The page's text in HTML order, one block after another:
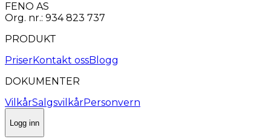
FENO AS
Org. nr.: 934 823 737
PRODUKT
PriserKontakt ossBlogg
DOKUMENTER
VilkårSalgsvilkårPersonvern
Logg inn